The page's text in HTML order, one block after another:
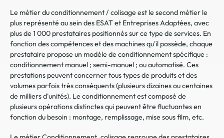
Le métier du conditionnement / colisage est le second métier le
plus représenté au sein des ESAT et Entreprises Adaptées, avec
plus de 1 000 prestataires positionnés sur ce type de services. En
fonction des compétences et des machines qu'il possède, chaque
prestataire propose un modèle de conditionnement spécifique :
conditionnement manuel ; semi-manuel ; ou automatisé. Ces
prestations peuvent concerner tous types de produits et des
volumes parfois très conséquents (plusieurs dizaines ou centaines
de milliers d'unités). Le conditionnement est composé de
plusieurs opérations distinctes qui peuvent être fluctuantes en
fonction du besoin : montage, remplissage, mise sous film, etc.